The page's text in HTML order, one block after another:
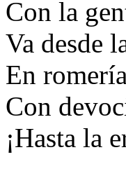
Con la
Va desde
En
Con
¡Hasta la